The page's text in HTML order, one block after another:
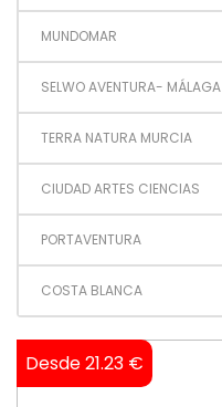
MUNDOMAR
SELWO AVENTURA- MÁLAGA
TERRA NATURA MURCIA
CIUDAD ARTES CIENCIAS
PORTAVENTURA
COSTA BLANCA
Desde 21.23 €